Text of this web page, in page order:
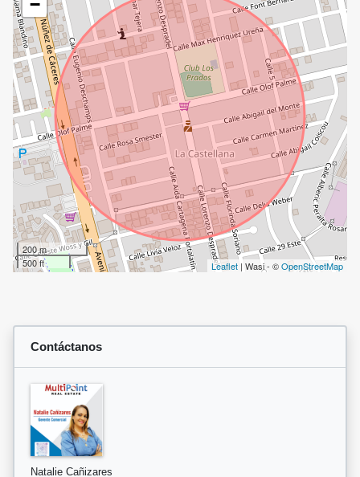
−
200 m
500 ft
Leaflet | Wasi - ©OpenStreetMap
Contáctanos
Natalie Cañizares